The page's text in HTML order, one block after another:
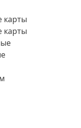
карты
карты